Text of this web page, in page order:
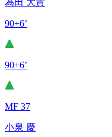
為田 大貴
90+6’
90+6’
MF 37
小泉 慶